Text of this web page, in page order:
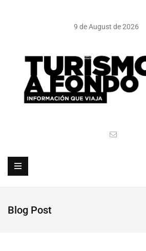
9 de August de 2026
Blog Post